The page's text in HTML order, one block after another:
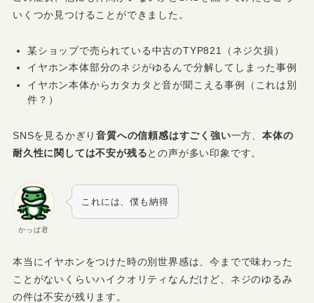
いくつか見つけることができました。
某ショップで売られている中古のTYP821（ネジ欠損）
イヤホン本体部分のネジがゆるんで分解してしまった事例
イヤホン本体からカタカタと音が聞こえる事例（これは別
件？）
SNSを見るかぎり音質への信頼感はすごく強い一方、本体の
耐久性に関しては不安が残るとの声が多い印象です。
かっぱ君
これには、僕も納得
本当にイヤホンをつけた時の別世界感は、今までで味わった
ことがないくらいハイクオリティなんだけど、ネジのゆるみ
の件は不安が残ります。